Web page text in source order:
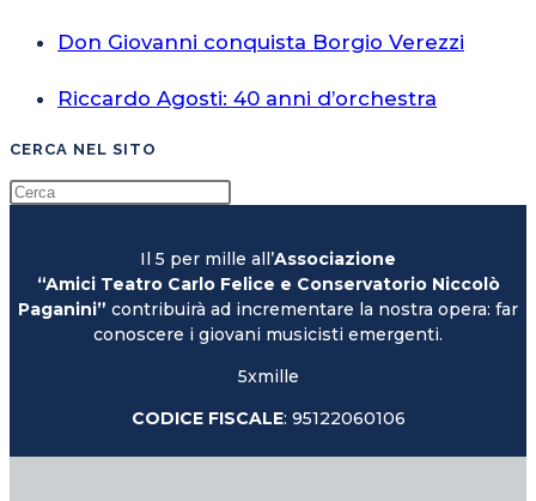
Don Giovanni conquista Borgio Verezzi
Riccardo Agosti: 40 anni d’orchestra
CERCA NEL SITO
Il 5 per mille all’Associazione
“Amici Teatro Carlo Felice e Conservatorio Niccolò
Paganini” contribuirà ad incrementare la nostra opera: far
conoscere i giovani musicisti emergenti.
5xmille
CODICE FISCALE: 95122060106